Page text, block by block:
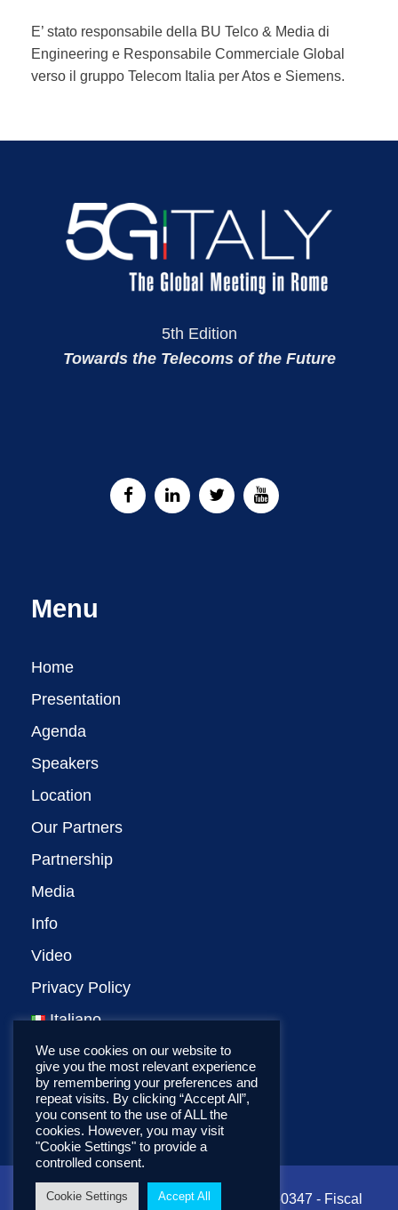
E’ stato responsabile della BU Telco & Media di
Engineering e Responsabile Commerciale Global
verso il gruppo Telecom Italia per Atos e Siemens.
5th Edition
Towards the Telecoms of the Future
Menu
Home
Presentation
Agenda
Speakers
Location
Our Partners
Partnership
Media
Info
Video
Privacy Policy
Italiano
Copyright ©2022 CNIT - VAT: 01938560347 - Fiscal
We use cookies on our website to
give you the most relevant experience
by remembering your preferences and
repeat visits. By clicking “Accept All”,
you consent to the use of ALL the
cookies. However, you may visit
"Cookie Settings" to provide a
controlled consent.
Cookie Settings Accept All